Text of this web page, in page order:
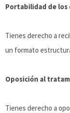
Portabilidad de los
Tienes derecho a
un formato
Oposición al
Tienes derecho a